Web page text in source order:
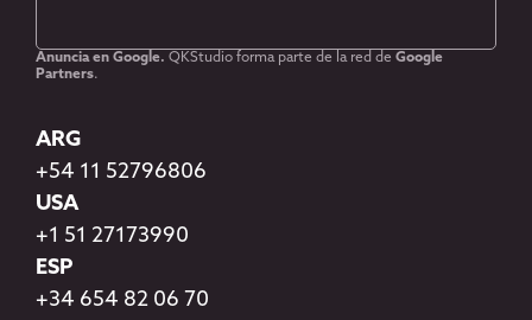
Anuncia en Google. QKStudio forma parte de la red de Google
Partners.
ARG
+54 11 52796806
USA
+1 51 27173990
ESP
+34 654 82 06 70